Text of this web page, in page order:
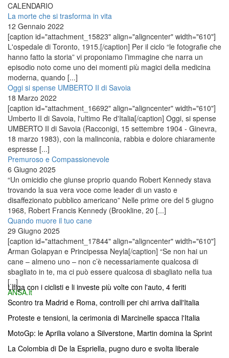
CALENDARIO
La morte che si trasforma in vita
12 Gennaio 2022
[caption id="attachment_15823" align="aligncenter" width="610"]
L'ospedale di Toronto, 1915.[/caption] Per il ciclo “le fotografie che
hanno fatto la storia” vi proponiamo l’immagine che narra un
episodio noto come uno dei momenti più magici della medicina
moderna, quando [...]
Oggi si spense UMBERTO II di Savoia
18 Marzo 2022
[caption id="attachment_16692" align="aligncenter" width="610"]
Umberto II di Savoia, l'ultimo Re d'Italia[/caption] Oggi, si spense
UMBERTO II di Savoia (Racconigi, 15 settembre 1904 - Ginevra,
18 marzo 1983), con la malinconia, rabbia e dolore chiaramente
espresse [...]
Premuroso e Compassionevole
6 Giugno 2025
“Un omicidio che giunse proprio quando Robert Kennedy stava
trovando la sua vera voce come leader di un vasto e
disaffezionato pubblico americano” Nelle prime ore del 5 giugno
1968, Robert Francis Kennedy (Brookline, 20 [...]
Quando muore il tuo cane
29 Giugno 2025
[caption id="attachment_17844" align="aligncenter" width="610"]
Arman Golapyan e Principessa Neyla[/caption] “Se non hai un
cane – almeno uno – non c’è necessariamente qualcosa di
sbagliato in te, ma ci può essere qualcosa di sbagliato nella tua
[...]
ANSA.it
Litiga con i ciclisti e li investe più volte con l'auto, 4 feriti
Scontro tra Madrid e Roma, controlli per chi arriva dall'Italia
Proteste e tensioni, la cerimonia di Marcinelle spacca l'Italia
MotoGp: le Aprilia volano a Silverstone, Martin domina la Sprint
La Colombia di De la Espriella, pugno duro e svolta liberale